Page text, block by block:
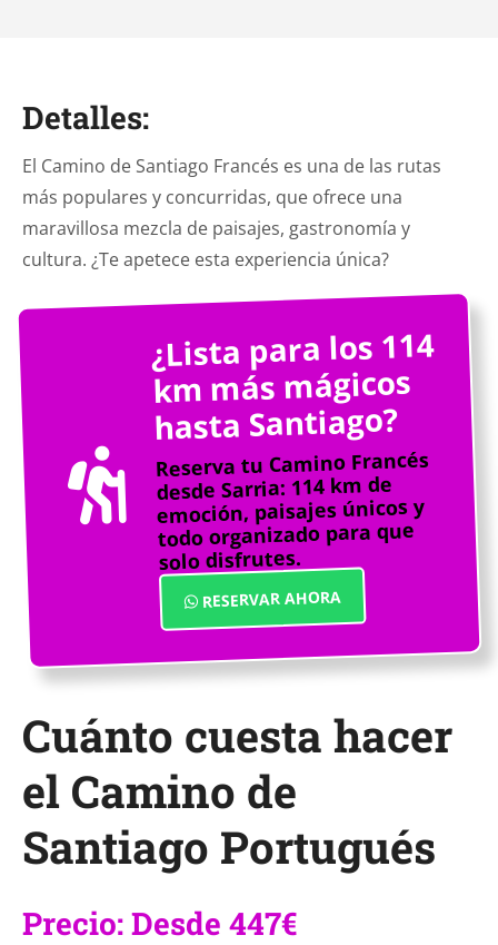
Detalles:
El Camino de Santiago Francés es una de las rutas
más populares y concurridas, que ofrece una
maravillosa mezcla de paisajes, gastronomía y
cultura. ¿Te apetece esta experiencia única?
¿Lista para los 114
km más mágicos
hasta Santiago?
Reserva tu Camino Francés
desde Sarria: 114 km de
emoción, paisajes únicos y
todo organizado para que
solo disfrutes.
RESERVAR AHORA
Cuánto cuesta hacer
el Camino de
Santiago Portugués
Precio: Desde 447€